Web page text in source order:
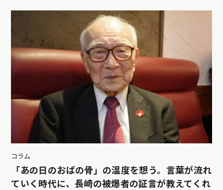
コラム
「あの日のおばの骨」の温度を想う。言葉が流れ
ていく時代に、長崎の被爆者の証言が教えてくれ